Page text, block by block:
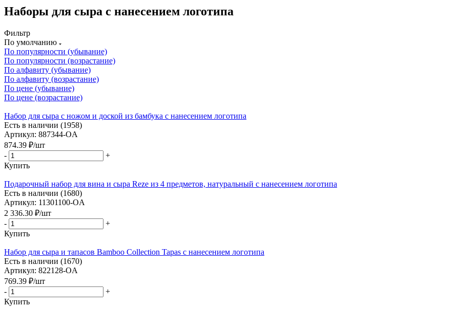
Наборы для сыра с нанесением логотипа
Фильтр
По умолчанию
По популярности (убывание)
По популярности (возрастание)
По алфавиту (убывание)
По алфавиту (возрастание)
По цене (убывание)
По цене (возрастание)
Набор для сыра с ножом и доской из бамбука с нанесением логотипа
Есть в наличии (1958)
Артикул: 887344-OA
874.39 ₽/шт
-
+
Купить
Подарочный набор для вина и сыра Reze из 4 предметов, натуральный с нанесением логотипа
Есть в наличии (1680)
Артикул: 11301100-OA
2 336.30 ₽/шт
-
+
Купить
Набор для сыра и тапасов Bamboo Collection Tapas с нанесением логотипа
Есть в наличии (1670)
Артикул: 822128-OA
769.39 ₽/шт
-
+
Купить